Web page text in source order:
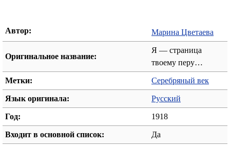
Автор: Марина Цветаева
Оригинальное название:
Я — страница
твоему перу…
Метки: Серебряный век
Язык оригинала: Русский
Год: 1918
Входит в основной список: Да